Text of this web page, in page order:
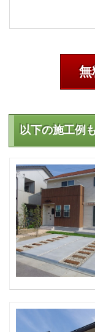
無
以下の施工例